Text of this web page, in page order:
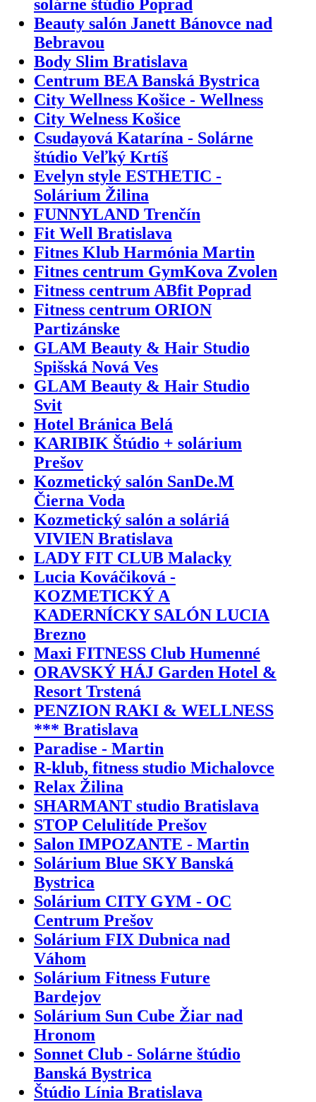
solárne štúdio Poprad
Beauty salón Janett Bánovce nad
Bebravou
Body Slim Bratislava
Centrum BEA Banská Bystrica
City Wellness Košice - Wellness
City Welness Košice
Csudayová Katarína - Solárne
štúdio Veľký Krtíš
Evelyn style ESTHETIC -
Solárium Žilina
FUNNYLAND Trenčín
Fit Well Bratislava
Fitnes Klub Harmónia Martin
Fitnes centrum GymKova Zvolen
Fitness centrum ABfit Poprad
Fitness centrum ORION
Partizánske
GLAM Beauty & Hair Studio
Spišská Nová Ves
GLAM Beauty & Hair Studio
Svit
Hotel Bránica Belá
KARIBIK Štúdio + solárium
Prešov
Kozmetický salón SanDe.M
Čierna Voda
Kozmetický salón a soláriá
VIVIEN Bratislava
LADY FIT CLUB Malacky
Lucia Kováčiková -
KOZMETICKÝ A
KADERNÍCKY SALÓN LUCIA
Brezno
Maxi FITNESS Club Humenné
ORAVSKÝ HÁJ Garden Hotel &
Resort Trstená
PENZION RAKI & WELLNESS
*** Bratislava
Paradise - Martin
R-klub, fitness studio Michalovce
Relax Žilina
SHARMANT studio Bratislava
STOP Celulitíde Prešov
Salon IMPOZANTE - Martin
Solárium Blue SKY Banská
Bystrica
Solárium CITY GYM - OC
Centrum Prešov
Solárium FIX Dubnica nad
Váhom
Solárium Fitness Future
Bardejov
Solárium Sun Cube Žiar nad
Hronom
Sonnet Club - Solárne štúdio
Banská Bystrica
Štúdio Línia Bratislava